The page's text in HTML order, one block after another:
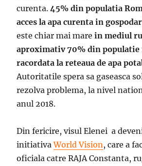
curenta.45% din populatia
acces la apa curenta in
este chiar mai marein mediul
aproximativ 70% din populatie
racordata la reteaua de apa
Autoritatile spera sa gaseasca
rezolva problema, la nivel
anul 2018.
Din fericire, visul Elenei a
initiativaWorld Vision , care a
oficiala catre RAJA Constanta,